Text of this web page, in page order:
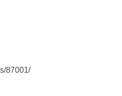
87001/